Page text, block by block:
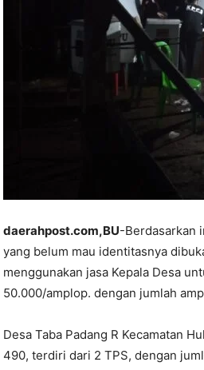
daerahpost.com,BU-Berdasarkan
yang belum mau identitasnya
menggunakan jasa Kepala Desa
50.000/amplop. dengan jumlah
Desa Taba Padang R Kecamatan
490, terdiri dari 2 TPS, dengan